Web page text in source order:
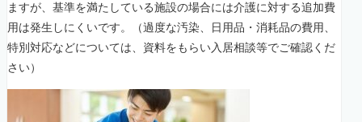
ますが、基準を満たしている施設の場合には介護に対する追加費
用は発生しにくいです。（過度な汚染、日用品・消耗品の費用、
特別対応などについては、資料をもらい入居相談等でご確認くだ
さい）